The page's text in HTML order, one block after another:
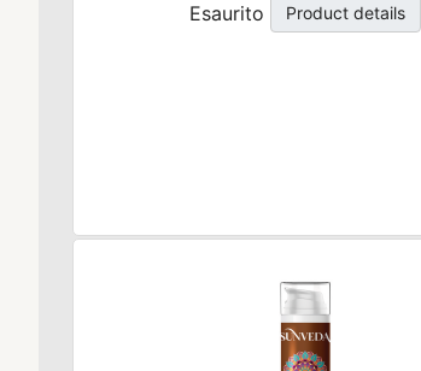
Esaurito
Product details